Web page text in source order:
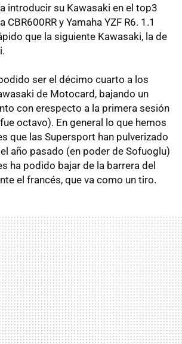
introducir su Kawasaki en el top3
y Yamaha YZF R6. 1.1
que la siguiente Kawasaki, la de
ser el décimo cuarto a los
de Motocard, bajando un
con erespecto a la primera sesión
octavo). En general lo que hemos
que las Supersport han pulverizado
año pasado (en poder de Sofuoglu)
ha podido bajar de la barrera del
el francés, que va como un tiro.